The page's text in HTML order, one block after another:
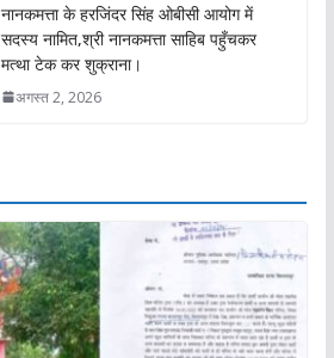
नानकमत्ता के हरजिंदर सिंह ओबीसी आयोग में
सदस्य नामित,श्री नानकमत्ता साहिब पहुँचकर
मत्था टेक कर शुक्राना।
अगस्त 2, 2026